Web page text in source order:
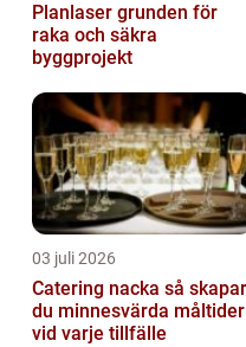
Planlaser grunden för
raka och säkra
byggprojekt
03 juli 2026
Catering nacka så skapar
du minnesvärda måltider
vid varje tillfälle